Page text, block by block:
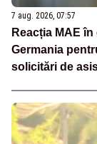
7 aug. 2026, 07:57
Reacția MAE
Germania
solicitări de